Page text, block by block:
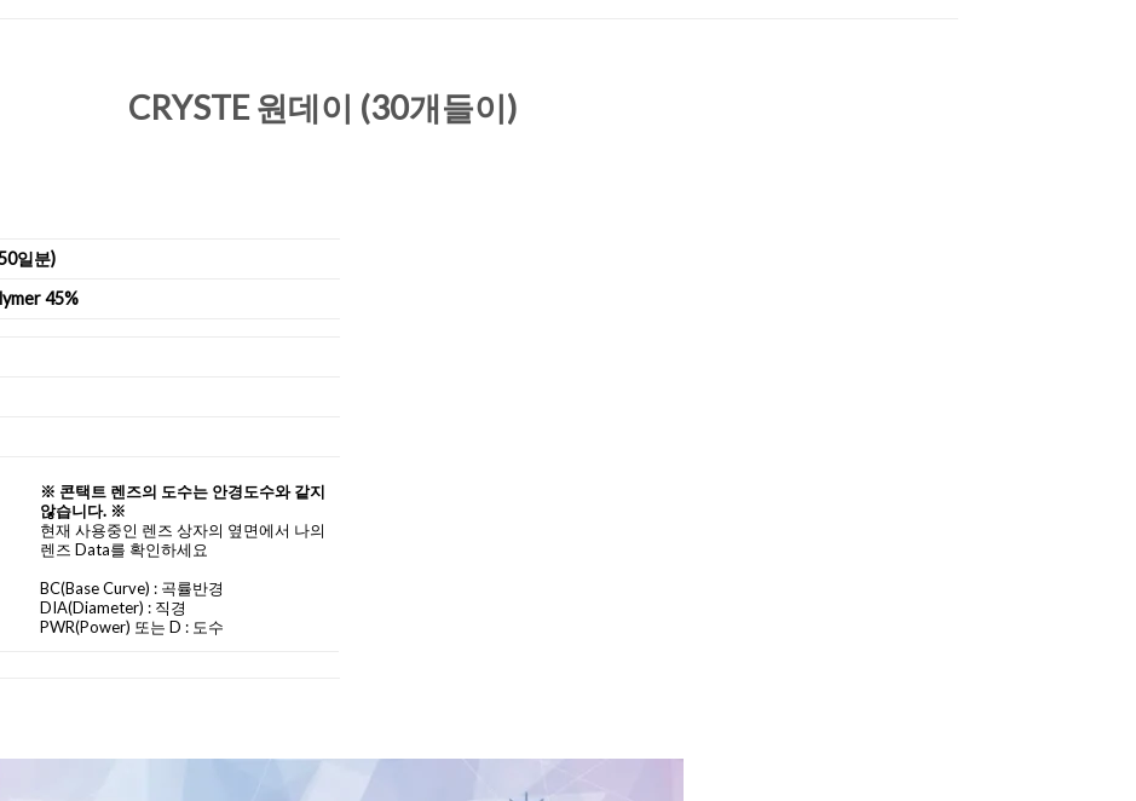
CRYSTE 원데이 (30개들이)
일분)
45%
※ 콘택트 렌즈의 도수는 안경도수와 같지
않습니다. ※
현재 사용중인 렌즈 상자의 옆면에서 나의
렌즈 Data를 확인하세요
BC(Base Curve) : 곡률반경
DIA(Diameter) : 직경
PWR(Power) 또는 D : 도수